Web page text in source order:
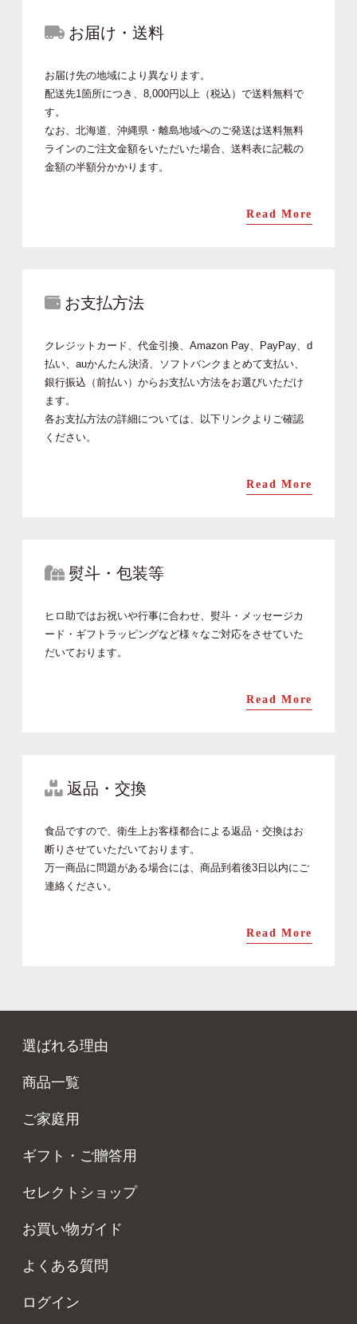
お届け・送料
お届け先の地域により異なります。
配送先1箇所につき、8,000円以上（税込）で送料無料で
す。
なお、北海道、沖縄県・離島地域へのご発送は送料無料
ラインのご注文金額をいただいた場合、送料表に記載の
金額の半額分かかります。
Read More
お支払方法
クレジットカード、代金引換、Amazon Pay、PayPay、d
払い、auかんたん決済、ソフトバンクまとめて支払い、
銀行振込（前払い）からお支払い方法をお選びいただけ
ます。
各お支払方法の詳細については、以下リンクよりご確認
ください。
Read More
熨斗・包装等
ヒロ助ではお祝いや行事に合わせ、熨斗・メッセージカ
ード・ギフトラッピングなど様々なご対応をさせていた
だいております。
Read More
返品・交換
食品ですので、衛生上お客様都合による返品・交換はお
断りさせていただいております。
万一商品に問題がある場合には、商品到着後3日以内にご
連絡ください。
Read More
選ばれる理由
商品一覧
ご家庭用
ギフト・ご贈答用
セレクトショップ
お買い物ガイド
よくある質問
ログイン